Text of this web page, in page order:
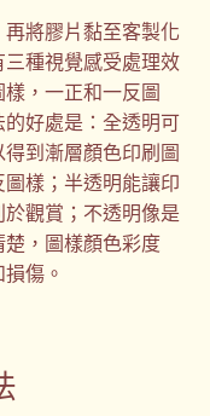
將膠片黏至客製化
種視覺感受處理效
，一正和一反圖
好處是：全透明可
到漸層顏色印刷圖
樣；半透明能讓印
觀賞；不透明像是
，圖樣顏色彩度
傷。